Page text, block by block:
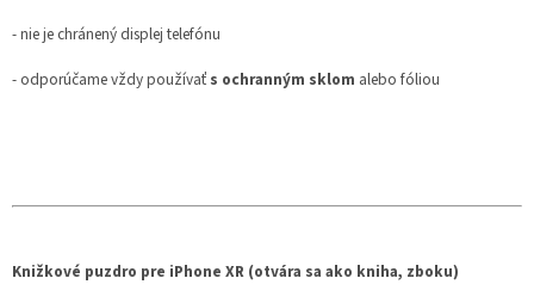
- nie je chránený displej telefónu
- odporúčame vždy používať s ochranným sklom alebo fóliou
Knižkové puzdro pre iPhone XR (otvára sa ako kniha, zboku)